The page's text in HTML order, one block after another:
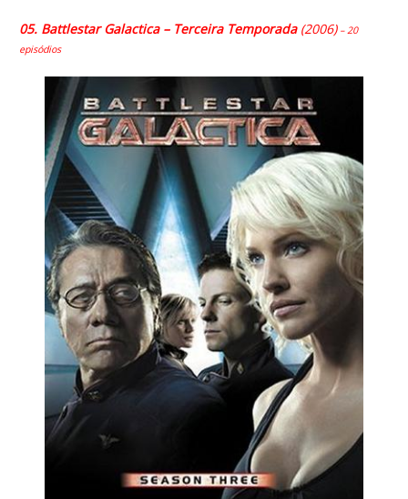
05. Battlestar Galactica – Terceira Temporada(2006)– 20
episódios